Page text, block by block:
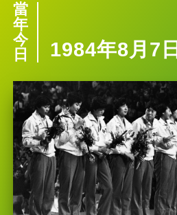
當
年
今
日
1984年8月7日